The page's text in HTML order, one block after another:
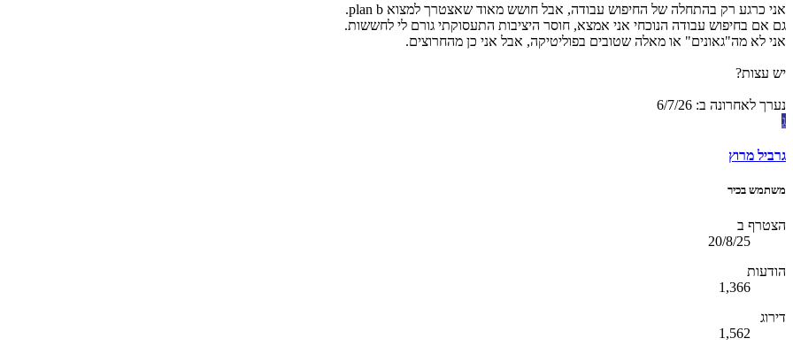
אני כרגע רק בהתחלה של החיפוש עבודה, אבל חושש מאוד שאצטרך למצוא plan b.
גם אם בחיפוש עבודה הנוכחי אני אמצא, חוסר היציבות התעסוקתי גורם לי לחששות.
אני לא מה"גאונים" או מאלה שטובים בפוליטיקה, אבל אני כן מהחרוצים.
יש עצות?
נערך לאחרונה ב: 6/7/26
ג
גרביל מרוץ
משתמש בכיר
הצטרף ב
20/8/25
הודעות
1,366
דירוג
1,562